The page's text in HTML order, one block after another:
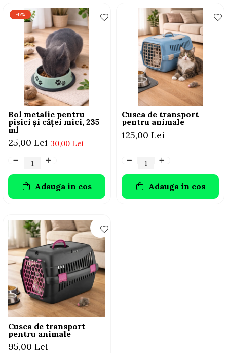
-17%
Bol metalic pentru
pisici și căței mici, 235
ml
30,00 Lei
25,00 Lei
Adauga in cos
Cusca de transport
pentru animale
125,00 Lei
Adauga in cos
Cusca de transport
pentru animale
95,00 Lei